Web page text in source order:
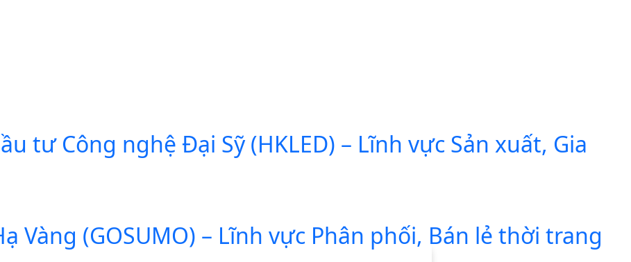
tư Công nghệ Đại Sỹ (HKLED) – Lĩnh vực Sản xuất, Gia
Vàng (GOSUMO) – Lĩnh vực Phân phối, Bán lẻ thời trang